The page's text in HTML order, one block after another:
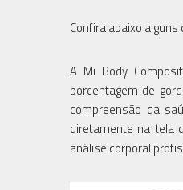
Confira abaixo
A Mi Body
porcentagem de
compreensão da
diretamente na tela
análise corporal